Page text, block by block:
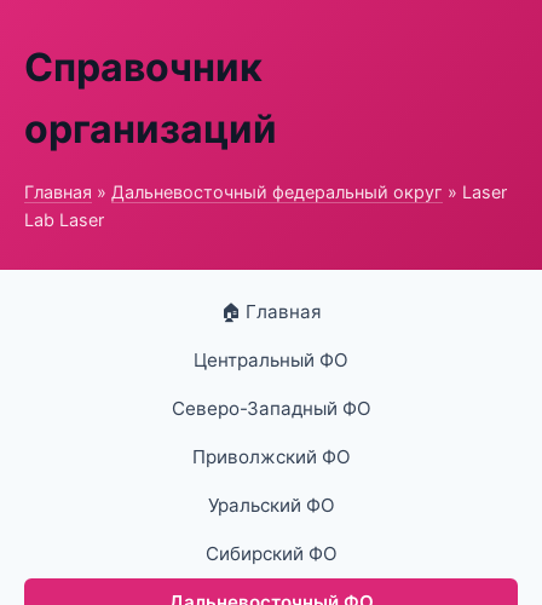
Справочник
организаций
Главная » Дальневосточный федеральный округ » Laser
Lab Laser
🏠 Главная
Центральный ФО
Северо-Западный ФО
Приволжский ФО
Уральский ФО
Сибирский ФО